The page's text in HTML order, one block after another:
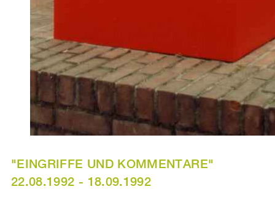
"EINGRIFFE UND KOMMENTARE"
22.08.1992 - 18.09.1992